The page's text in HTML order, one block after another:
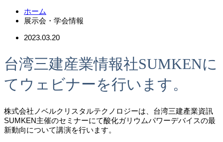
ホーム
展示会・学会情報
2023.03.20
台湾三建産業情報社SUMKENに
てウェビナーを行います。
株式会社ノベルクリスタルテクノロジーは、台湾三建產業資訊
SUMKEN主催のセミナーにて酸化ガリウムパワーデバイスの最
新動向について講演を行います。